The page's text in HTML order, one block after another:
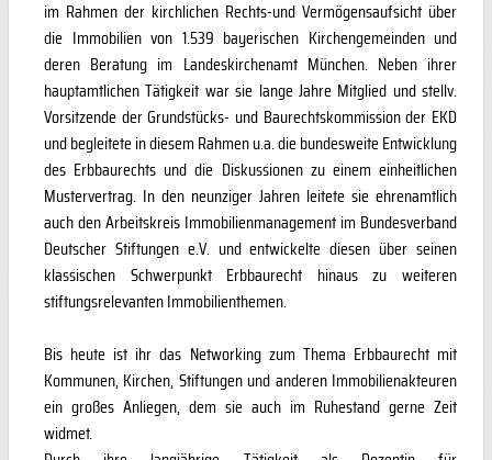
im Rahmen der kirchlichen Rechts-und Vermögensaufsicht über
die Immobilien von 1.539 bayerischen Kirchengemeinden und
deren Beratung im Landeskirchenamt München. Neben ihrer
hauptamtlichen Tätigkeit war sie lange Jahre Mitglied und stellv.
Vorsitzende der Grundstücks- und Baurechtskommission der EKD
und begleitete in diesem Rahmen u.a. die bundesweite Entwicklung
des Erbbaurechts und die Diskussionen zu einem einheitlichen
Mustervertrag. In den neunziger Jahren leitete sie ehrenamtlich
auch den Arbeitskreis Immobilienmanagement im Bundesverband
Deutscher Stiftungen e.V. und entwickelte diesen über seinen
klassischen Schwerpunkt Erbbaurecht hinaus zu weiteren
stiftungsrelevanten Immobilienthemen.
Bis heute ist ihr das Networking zum Thema Erbbaurecht mit
Kommunen, Kirchen, Stiftungen und anderen Immobilienakteuren
ein großes Anliegen, dem sie auch im Ruhestand gerne Zeit
widmet.